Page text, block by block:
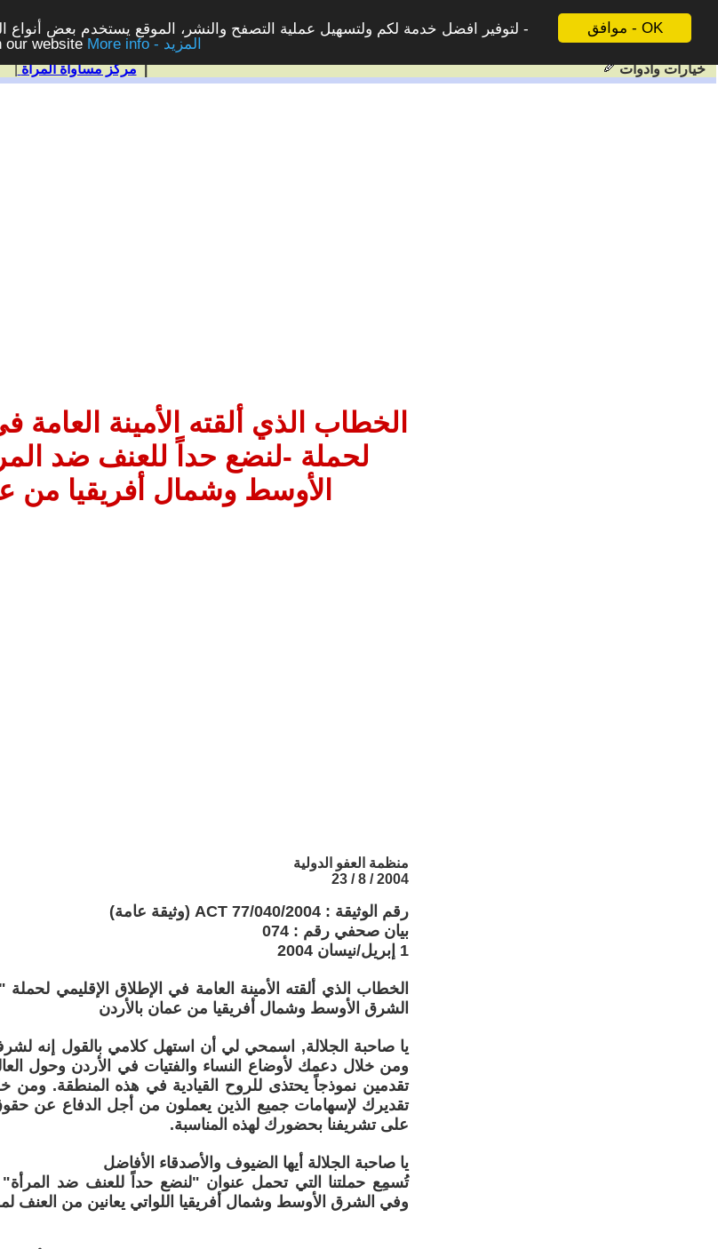
موافق - OK
لتوفير افضل خدمة لكم ولتسهيل عملية التصفح والنشر، الموقع يستخدم بعض أنواع
our website
More info - المزيد
| مركز مساواة المرأة| خيارات وادوات
الخطاب الذي ألقته الأمينة العامة
لحملة -لنضع حداً للعنف ضد
الأوسط وشمال أفريقيا من
منظمة العفو الدولية
2004 / 8 / 23
رقم الوثيقة : ACT 77/040/2004 (وثيقة عامة)
بيان صحفي رقم : 074
1 إبريل/نيسان 2004
الخطاب الذي ألقته الأمينة العامة في الإطلاق الإقليمي
الشرق الأوسط وشمال أفريقيا من عمان بالأردن
يا صاحبة الجلالة, اسمحي لي أن استهل كلامي بالقول إنه
ومن خلال دعمك لأوضاع النساء والفتيات في الأردن وحول
تقدمين نموذجاً يحتذى للروح القيادية في هذه المنطقة. ومن
تقديرك لإسهامات جميع الذين يعملون من أجل الدفاع عن
على تشريفنا بحضورك لهذه المناسبة.
يا صاحبة الجلالة أيها الضيوف والأصدقاء الأفاضل
تُسمِع حملتنا التي تحمل عنوان "لنضع حداً للعنف ضد المرأة"
وفي الشرق الأوسط وشمال أفريقيا اللواتي يعانين من العنف